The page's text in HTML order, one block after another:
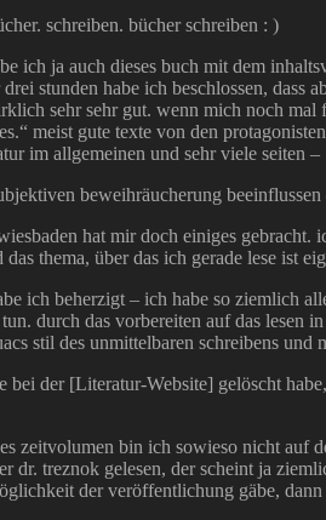
schreiben. bücher schreiben : )
ich ja auch dieses buch mit dem
stunden habe ich beschlossen, dass
sehr sehr gut. wenn mich noch
meist gute texte von den
im allgemeinen und sehr viele seiten –
beweihräucherung beeinflussen
hat mir doch einiges
das thema, über das ich gerade lese ist
ich beherzigt – ich habe so ziemlich
durch das vorbereiten auf das lesen
stil des unmittelbaren schreibens
bei der [Literatur-Website] gelöscht
zeitvolumen bin ich sowieso nicht auf
dr. treznok gelesen, der scheint ja
der veröffentlichung gäbe,